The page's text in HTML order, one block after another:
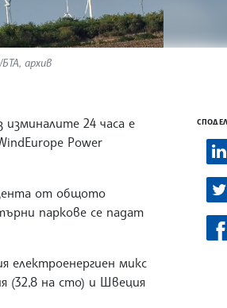
архив
24 часа е
Power
от общото
паркове се падат
електроенергиен микс
(32,8 на сто) и Швеция